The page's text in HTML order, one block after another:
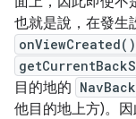
也就是說，在發生
onViewCreated()
目的地的
他目的地上方)。